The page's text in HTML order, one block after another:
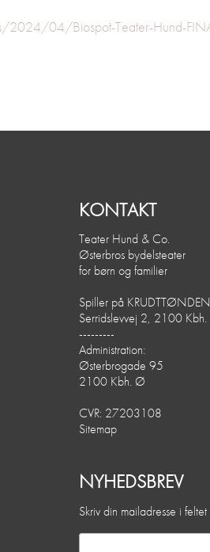
04/Biospot-Teater-Hund-
KONTAKT
Teater Hund & Co.
Østerbros bydelsteater
for børn og familier
Spiller på KRUDTTØNDEN
Serridslevvej 2, 2100
---------
Administration:
Østerbrogade 95
2100 Kbh. Ø
CVR: 27203108
Sitemap
NYHEDSBREV
Skriv din mailadresse i